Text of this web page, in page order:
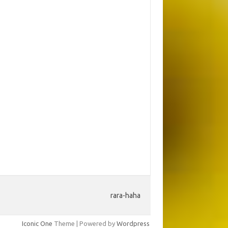
rara-haha
Iconic One Theme | Powered by Wordpress